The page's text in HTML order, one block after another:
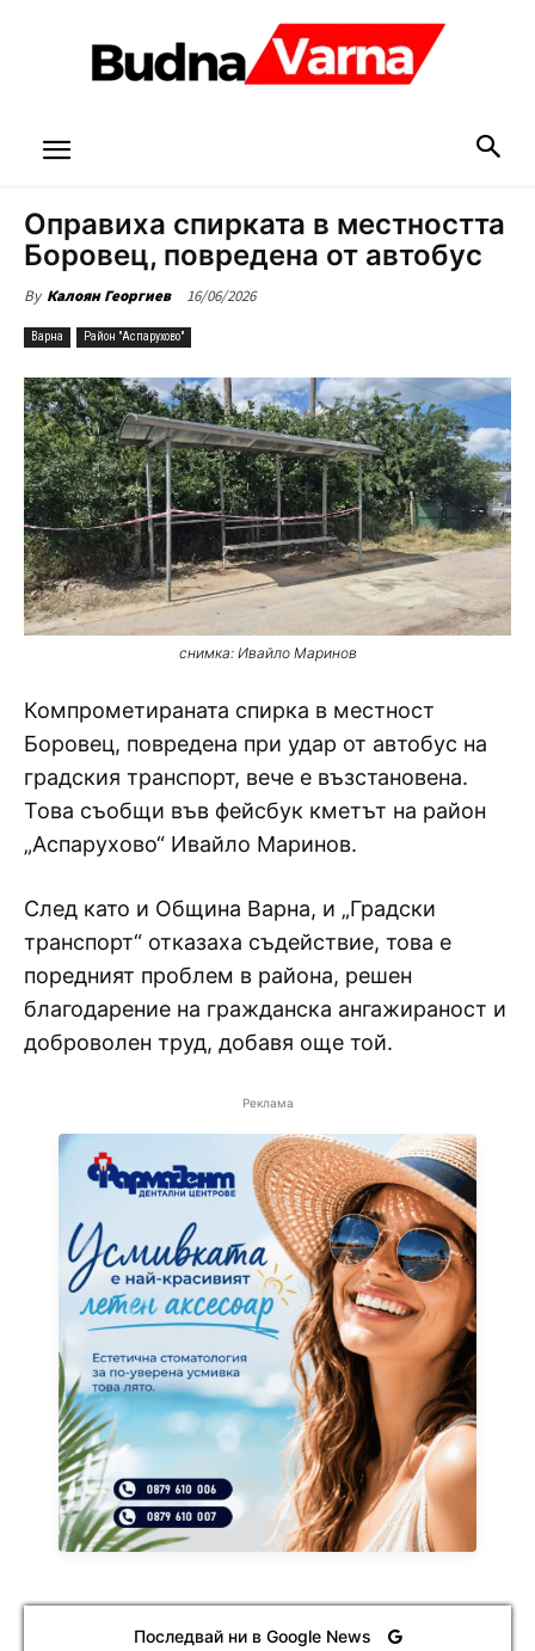
Оправиха спирката в местността
Боровец, повредена от автобус
By Калоян Георгиев 16/06/2026
Варна Район "Аспарухово"
снимка: Ивайло Маринов
Компрометираната спирка в местност
Боровец, повредена при удар от автобус на
градския транспорт, вече е възстановена.
Това съобщи във фейсбук кметът на район
„Аспарухово“ Ивайло Маринов.
След като и Община Варна, и „Градски
транспорт“ отказаха съдействие, това е
поредният проблем в района, решен
благодарение на гражданска ангажираност и
доброволен труд, добавя още той.
Реклама
Последвай ни в Google News